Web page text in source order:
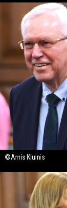
©Arnis Kluinis